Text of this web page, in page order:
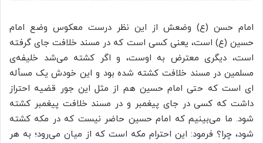
امام حسن (ع) وضعش از این نظر درست معکوس وضع امام
حسین (ع) است، یعنی کسی است که در مسند خلافت جای گرفته
است، دیگری معترض به اوست، و اگر کشته می‌شد خلیفه‌ی
مسلمین در مسند خلافت کشته شده بود و این خودش یک مسأله
ای است که حتی امام حسین هم از مثل این جور قضیه احتراز
داشت که کسی در جای پیغمبر و در مسند خلافت پیغمبر کشته
شود. ما می‌بینیم که امام حسین حاضر نیست که در مکه کشته
شود، چرا؟ فرمود: این احترام مکه است که از میان می‌رود؛ به هر